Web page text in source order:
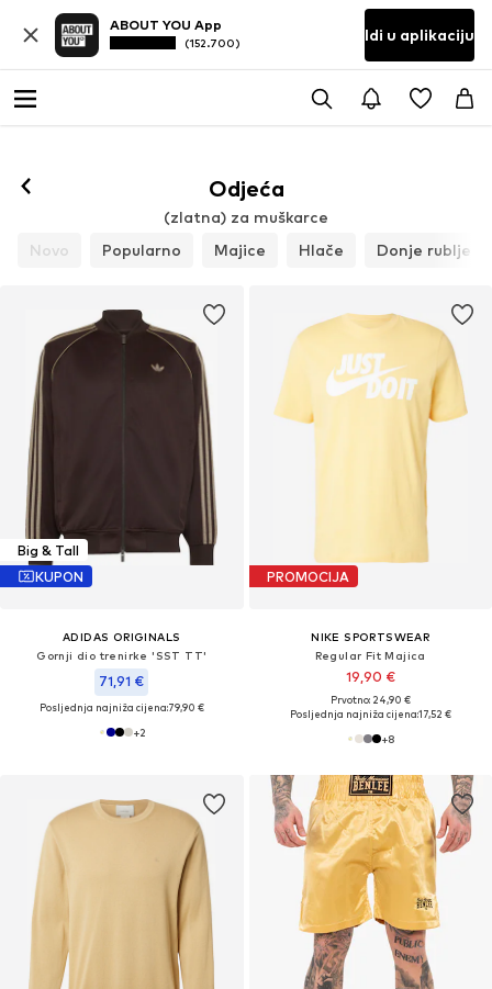
ABOUT YOU App
(152.700) Idi u aplikaciju
Odjeća
(zlatna) za muškarce
Novo
Popularno Majice Hlače Donje rublje
Big & Tall
KUPON
ADIDAS ORIGINALS
Gornji dio trenirke 'SST TT'
71,91 €
Posljednja najniža cijena:79,90 €
+2
PROMOCIJA
NIKE SPORTSWEAR
Regular Fit Majica
19,90 €
Prvotno: 24,90 €
Posljednja najniža cijena:17,52 €
+8